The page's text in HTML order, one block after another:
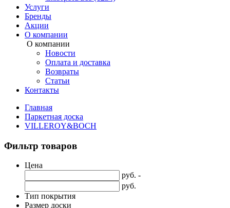
Услуги
Бренды
Акции
О компании
О компании
Новости
Оплата и доставка
Возвраты
Статьи
Контакты
Главная
Паркетная доска
VILLEROY&BOCH
Фильтр товаров
Цена
руб. -
руб.
Тип покрытия
Размер доски